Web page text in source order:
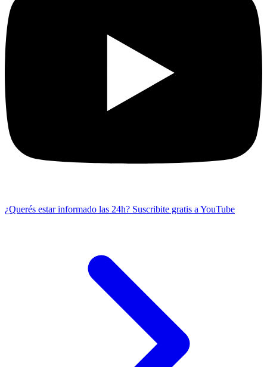
¿Querés estar informado las 24h? Suscribite gratis a YouTube